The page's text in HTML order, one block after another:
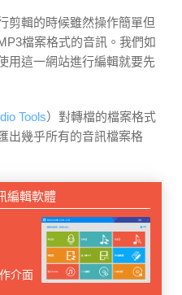
剪輯的時候雖然操作簡單但
檔案格式的音訊。我們如
用這一網站進行編輯就要先
Tools）對轉檔的檔案格式
出幾乎所有的音訊檔案格
編輯軟體
介面